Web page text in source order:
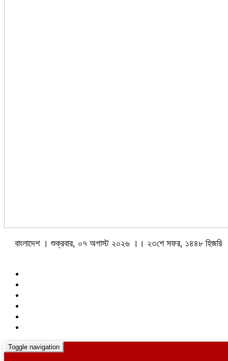
বাংলাদেশ । শুক্রবার, ০৭ অগাস্ট ২০২৬ ।। ২৩শে সফর, ১৪৪৮ হিজরি
Toggle navigation